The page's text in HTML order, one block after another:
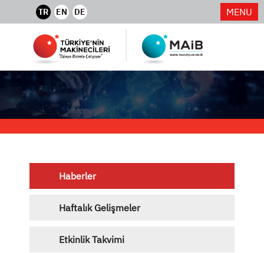
TR EN DE MENU
Haberler
Haftalık Gelişmeler
Etkinlik Takvimi